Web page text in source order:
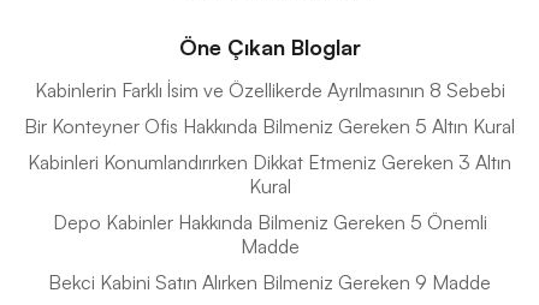
Öne Çıkan Bloglar
Kabinlerin Farklı İsim ve Özellikerde Ayrılmasının 8 Sebebi
Bir Konteyner Ofis Hakkında Bilmeniz Gereken 5 Altın Kural
Kabinleri Konumlandırırken Dikkat Etmeniz Gereken 3 Altın
Kural
Depo Kabinler Hakkında Bilmeniz Gereken 5 Önemli
Madde
Bekci Kabini Satın Alırken Bilmeniz Gereken 9 Madde